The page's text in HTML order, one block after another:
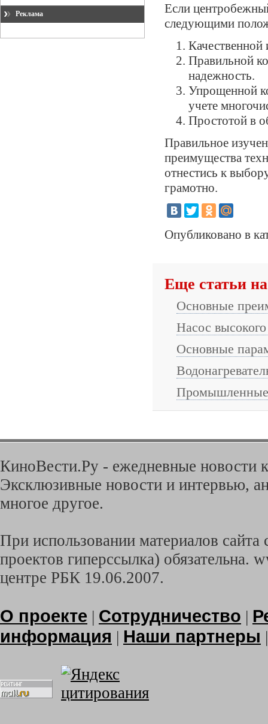
Реклама
Если
следующими
Качественной
Правильной
надежность.
Упрощенной
учете
Простотой в
Правильное
преимущества
отнестись к
грамотно.
Опубликовано в
Еще статьи
Основные
Насос
Основные
КиноВести.Ру - ежедневные новости
Эксклюзивные новости и интервью,
многое другое.
При использовании материалов
проектов гиперссылка) обязательна.
центре РБК 19.06.2007.
О проекте | Сотрудничество |
информация | Наши партнеры